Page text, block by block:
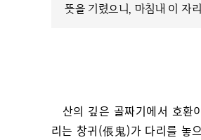
뜻을 기렸으니, 마침내 이 자
산의 깊은 골짜기에서 호환
리는 창귀(倀鬼)가 다리를 놓